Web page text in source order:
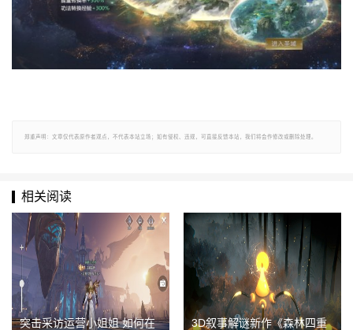
郑重声明：文章仅代表原作者观点，不代表本站立场；如有侵权、违规，可直接反馈本站，我们将会作修改或删除处理。
相关阅读
突击采访运营小姐姐 如何在
3D叙事解谜新作《森林四重